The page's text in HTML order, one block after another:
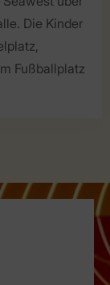
Die Kinder
Fußballplatz